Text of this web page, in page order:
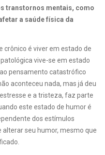
transtornos mentais, como
a saúde física da
crônico é viver em estado de
vive-se em estado
pensamento catastrófico
aconteceu nada, mas já deu
e a tristeza, faz parte
este estado de humor é
dos estímulos
alterar seu humor, mesmo que